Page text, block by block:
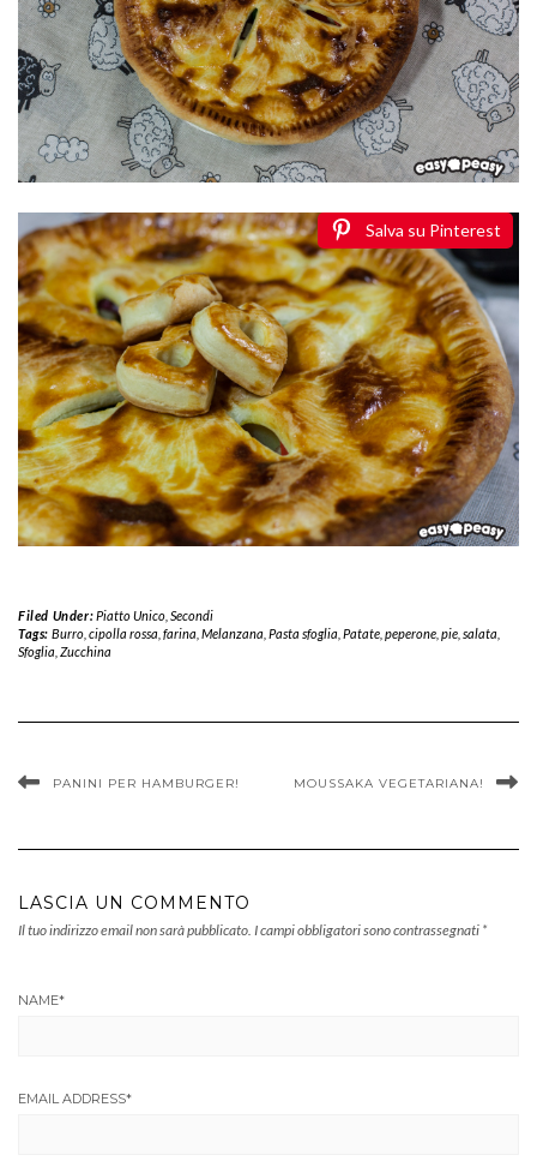
Salva su Pinterest
Filed Under:Piatto Unico, Secondi
Tags: Burro, cipolla rossa farina Melanzana Pasta sfoglia Patate, peperone, pie, salata
Sfoglia Zucchina
PANINI PER HAMBURGER! MOUSSAKA VEGETARIANA!
LASCIA UN COMMENTO
Il tuo indirizzo email non sarà pubblicato. I campi obbligatori sono contrassegnati *
NAME*
EMAIL ADDRESS*